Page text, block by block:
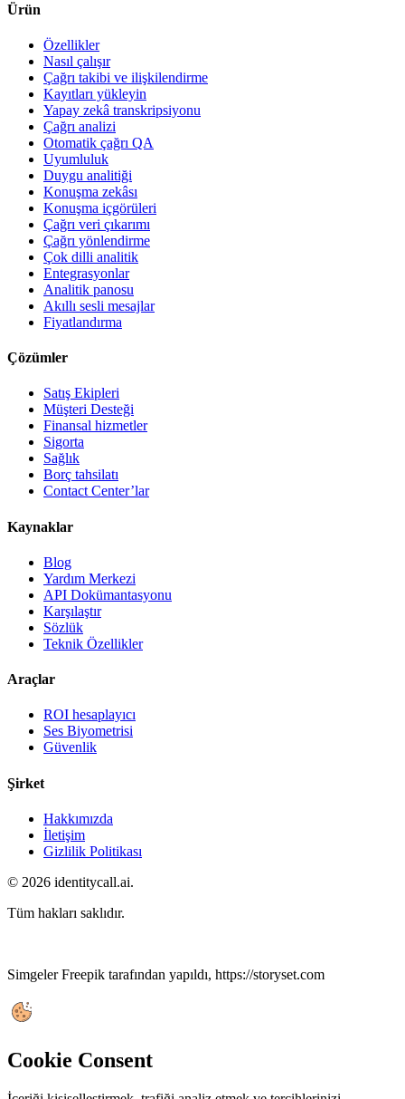
Ürün
Özellikler
Nasıl çalışır
Çağrı takibi ve ilişkilendirme
Kayıtları yükleyin
Yapay zekâ transkripsiyonu
Çağrı analizi
Otomatik çağrı QA
Uyumluluk
Duygu analitiği
Konuşma zekâsı
Konuşma içgörüleri
Çağrı veri çıkarımı
Çağrı yönlendirme
Çok dilli analitik
Entegrasyonlar
Analitik panosu
Akıllı sesli mesajlar
Fiyatlandırma
Çözümler
Satış Ekipleri
Müşteri Desteği
Finansal hizmetler
Sigorta
Sağlık
Borç tahsilatı
Contact Center’lar
Kaynaklar
Blog
Yardım Merkezi
API Dokümantasyonu
Karşılaştır
Sözlük
Teknik Özellikler
Araçlar
ROI hesaplayıcı
Ses Biyometrisi
Güvenlik
Şirket
Hakkımızda
İletişim
Gizlilik Politikası
© 2026 identitycall.ai.
Tüm hakları saklıdır.
Simgeler Freepik tarafından yapıldı, https://storyset.com
Cookie Consent